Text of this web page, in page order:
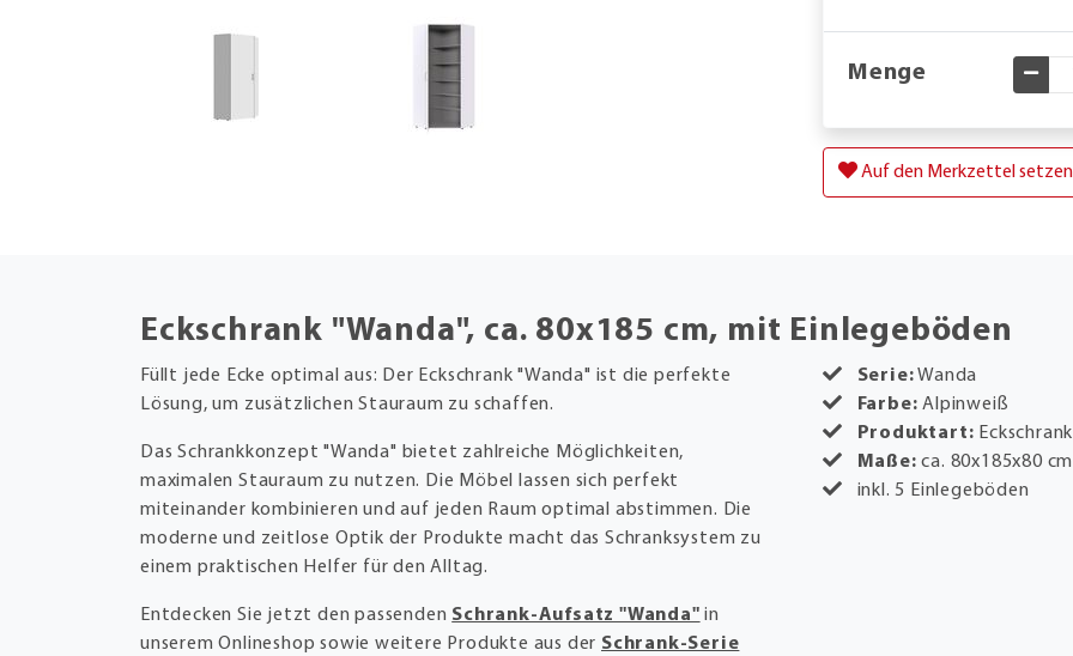
Menge
Auf den Merkzettel setzen
Eckschrank "Wanda", ca. 80x185 cm, mit Einlegeböden
Füllt jede Ecke optimal aus: Der Eckschrank "Wanda" ist die perfekte
Lösung, um zusätzlichen Stauraum zu schaffen.
Das Schrankkonzept "Wanda" bietet zahlreiche Möglichkeiten,
maximalen Stauraum zu nutzen. Die Möbel lassen sich perfekt
miteinander kombinieren und auf jeden Raum optimal abstimmen. Die
moderne und zeitlose Optik der Produkte macht das Schranksystem zu
einem praktischen Helfer für den Alltag.
Entdecken Sie jetzt den passenden Schrank-Aufsatz "Wanda" in
unserem Onlineshop sowie weitere Produkte aus der Schrank-Serie
Serie:Wanda
Farbe: Alpinweiß
Produktart: Eckschrank
Maße:ca. 80x185x80 cm
inkl. 5 Einlegeböden